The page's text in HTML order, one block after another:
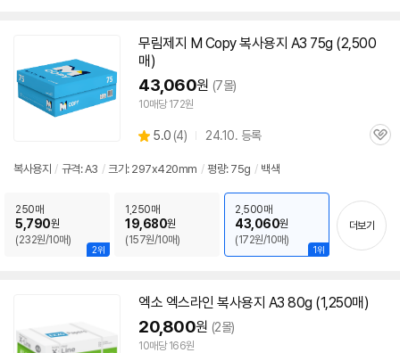
무림제지 M Copy복사용지 A3 75g (2,500
매)
43,060원 (7몰)
10매당 172원
별
점
5.0 (상
리
4) 24.10. 등록
관
복사용지 / 규격:A3 / 크기: 297x420mm / 평량: 75g / 백색
2위
250매
5,790원
(232원/10매)
1,250매
19,680원
(157원/10매)
1위
2,500매
43,060원
(172원/10매)
더보기
엑소 엑스라인 복사용지 A3 80g (1,250매)
20,800원 (2몰)
10매당 166원